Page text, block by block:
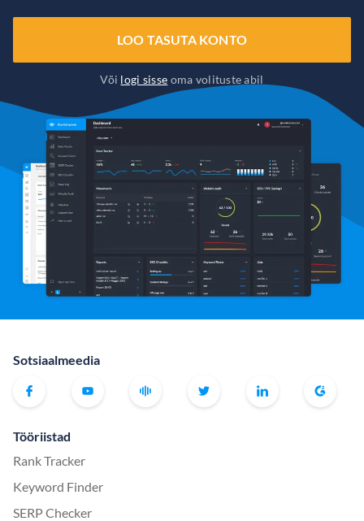
LOO TASUTA KONTO
Või logi sisse oma volituste abil
Sotsiaalmeedia
Tööriistad
Rank Tracker
Keyword Finder
SERP Checker